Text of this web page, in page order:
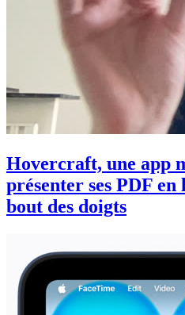
Hovercraft, une app
présenter ses PDF
bout des doigts